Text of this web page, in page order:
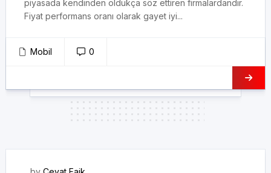
piyasada kendinden oldukça söz ettiren firmalardandır.
Fiyat performans oranı olarak gayet iyi...
Mobil 0